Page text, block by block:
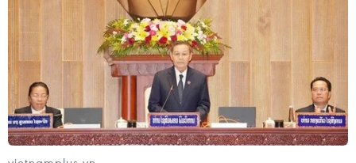
Các mô hình hợp tác xã kiểu mới, gắn sản xuất
với chuỗi giá trị sản phẩm ngày càng nhiều.
Các hợp tác xã đã quan tâm tới các hoạt động
liên kết thông qua việc tăng cường trao đổi kinh
nghiệm về quản lý điều hành, xúc tiến thương
mại, tham gia hội chợ, hội nghị giao thương...